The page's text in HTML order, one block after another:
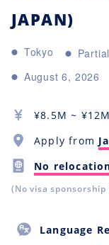
JAPAN)
Tokyo
August 6, 2026
¥8.5M ~ ¥12M
Apply from
No
(No visa
Language